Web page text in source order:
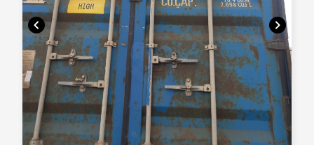
chevron_left chevron_right